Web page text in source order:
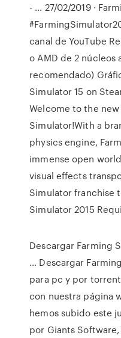
- … 27/02/2019 ·
canal de YouTube
o AMD de 2 núcleos
recomendado)
Simulator 15 on
Welcome to the
Simulator!With a
physics engine,
immense open
visual effects
Simulator franchise
Simulator 2015
Descargar Farming
… Descargar
para pc y por
con nuestra página
hemos subido este
por Giants